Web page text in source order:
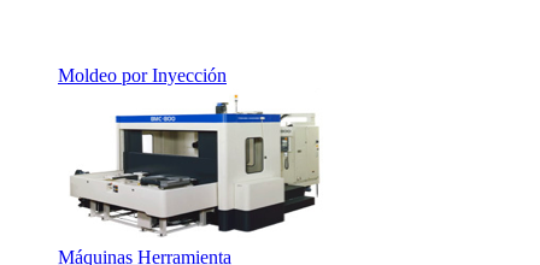
Moldeo por Inyección
Máquinas Herramienta